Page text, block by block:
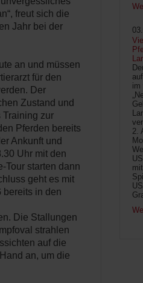
freut sich die
Jahr bei der
an und müssen
für den
Der
Zustand und
Training zur
Pferden bereits
Ankunft und
Uhr mit den
Tour starten dann
geht es mit
bereits in den
Die Stallungen
strahlen
auf die
an, um die
im
2.